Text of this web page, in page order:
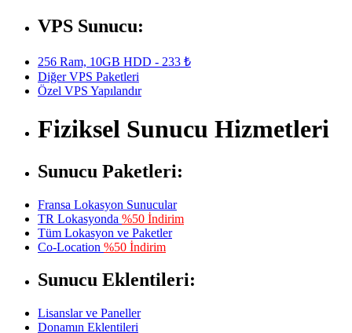
VPS Sunucu:
256 Ram, 10GB HDD - 233 ₺
Diğer VPS Paketleri
Özel VPS Yapılandır
Fiziksel Sunucu Hizmetleri
Sunucu Paketleri:
Fransa Lokasyon Sunucular
TR Lokasyonda %50 İndirim
Tüm Lokasyon ve Paketler
Co-Location %50 İndirim
Sunucu Eklentileri:
Lisanslar ve Paneller
Donamın Eklentileri